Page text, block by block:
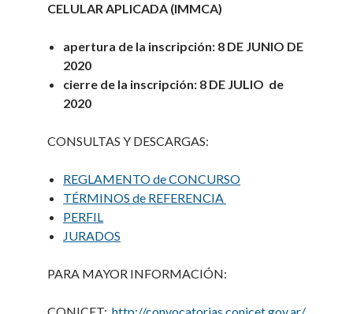
CELULAR APLICADA (IMMCA)
apertura de la inscripción: 8 DE JUNIO DE
2020
cierre de la inscripción: 8 DE JULIO de
2020
CONSULTAS Y DESCARGAS:
REGLAMENTO de CONCURSO
TÉRMINOS de REFERENCIA
PERFIL
JURADOS
PARA MAYOR INFORMACIÓN: